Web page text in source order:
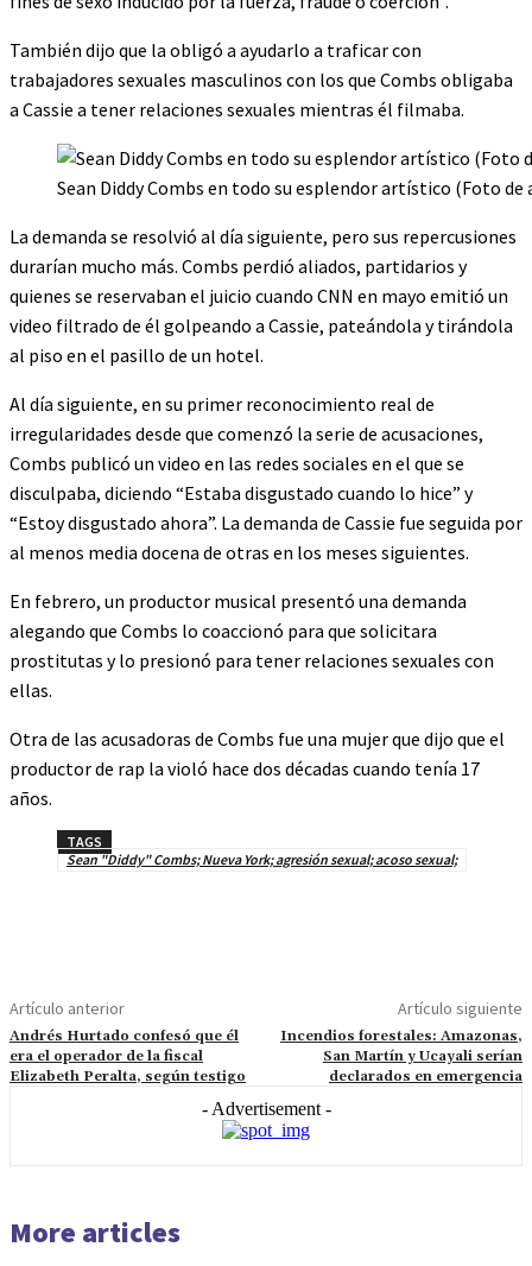
También dijo que la obligó a ayudarlo a traficar con
trabajadores sexuales masculinos con los que Combs obligaba
a Cassie a tener relaciones sexuales mientras él filmaba.
Sean Diddy Combs en todo su esplendor artístico (Foto de
La demanda se resolvió al día siguiente, pero sus repercusiones
durarían mucho más. Combs perdió aliados, partidarios y
quienes se reservaban el juicio cuando CNN en mayo emitió un
video filtrado de él golpeando a Cassie, pateándola y tirándola
al piso en el pasillo de un hotel.
Al día siguiente, en su primer reconocimiento real de
irregularidades desde que comenzó la serie de acusaciones,
Combs publicó un video en las redes sociales en el que se
disculpaba, diciendo “Estaba disgustado cuando lo hice” y
“Estoy disgustado ahora”. La demanda de Cassie fue seguida por
al menos media docena de otras en los meses siguientes.
En febrero, un productor musical presentó una demanda
alegando que Combs lo coaccionó para que solicitara
prostitutas y lo presionó para tener relaciones sexuales con
ellas.
Otra de las acusadoras de Combs fue una mujer que dijo que el
productor de rap la violó hace dos décadas cuando tenía 17
años.
TAGS
Sean "Diddy" Combs; Nueva York; agresión sexual; acoso sexual;
Artículo anterior
Andrés Hurtado confesó que él
era el operador de la fiscal
Elizabeth Peralta, según testigo
Artículo siguiente
Incendios forestales: Amazonas,
San Martín y Ucayali serían
declarados en emergencia
- Advertisement -
More articles